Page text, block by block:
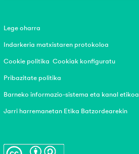
Lege oharra
Indarkeria matxistaren protokoloa
Cookie politika Cookiak konfiguratu
Pribazitate politika
Barneko informazio-sistema eta kanal etikoa
Jarri harremanetan Etika Batzordearekin